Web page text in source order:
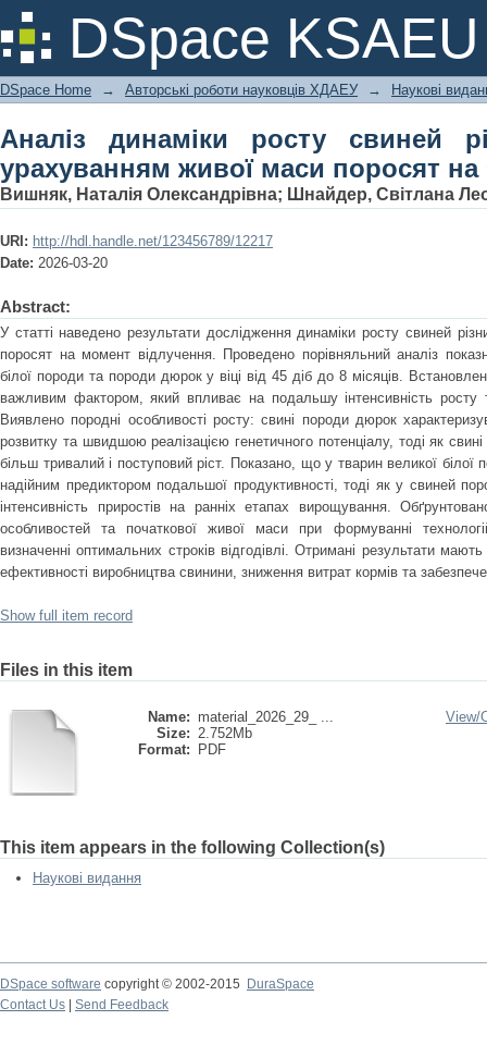
DSpace KSAEU
Аналіз динаміки росту свиней
поросят на час відлучення
DSpace Home → Авторські роботи науковців ХДАЕУ → Наукові
Аналіз динаміки росту свиней
урахуванням живої маси поросят на
Вишняк, Наталія Олександрівна; Шнайдер, Світлана
URI: http://hdl.handle.net/123456789/12217
Date: 2026-03-20
Abstract:
У статті наведено результати дослідження динаміки росту свиней
поросят на момент відлучення. Проведено порівняльний аналіз
білої породи та породи дюрок у віці від 45 діб до 8 місяців.
важливим фактором, який впливає на подальшу інтенсивність росту
Виявлено породні особливості росту: свині породи дюрок
розвитку та швидшою реалізацією генетичного потенціалу, тоді як
більш тривалий і поступовий ріст. Показано, що у тварин великої
надійним предиктором подальшої продуктивності, тоді як у свиней
інтенсивність приростів на ранніх етапах вирощування.
особливостей та початкової живої маси при формуванні
визначенні оптимальних строків відгодівлі. Отримані результати
ефективності виробництва свинини, зниження витрат кормів та
Show full item record
Files in this item
Name: material_2026_29_ ...
Size: 2.752Mb
Format:
PDF
View/
This item appears in the following Collection(s)
Наукові видання
DSpace software copyright © 2002-2015
DuraSpace
Contact Us
Send Feedback